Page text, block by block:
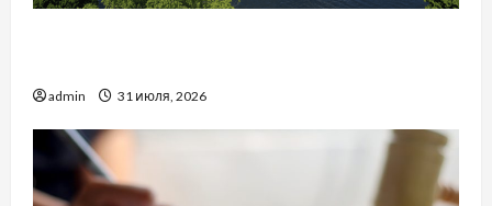
admin 31 июля, 2026